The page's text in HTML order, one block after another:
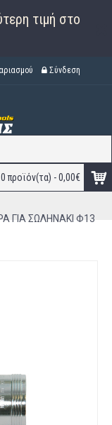
τιμή στο
Σύνδεση
0 προϊόν(τα) - 0,00€
ΓΙΑ ΣΩΛΗΝΑΚΙ Φ13